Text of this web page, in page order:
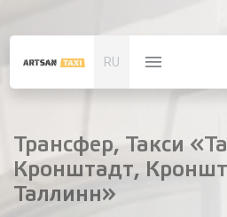
RU
Трансфер, Такси
Кронштадт,
Таллинн»